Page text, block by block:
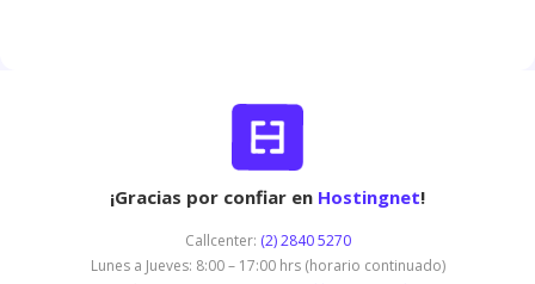
¡Gracias por confiar en Hostingnet!
Callcenter: (2) 2840 5270
Lunes a Jueves: 8:00 – 17:00 hrs (horario continuado)